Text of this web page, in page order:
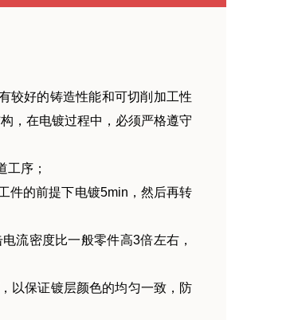
较好的铸造性能和可切削加工性
，在电镀过程中，必须严格遵守
序；
的前提下电镀5min，然后再转
流密度比一般零件高3倍左右，
保证镀层颜色的均匀一致，防